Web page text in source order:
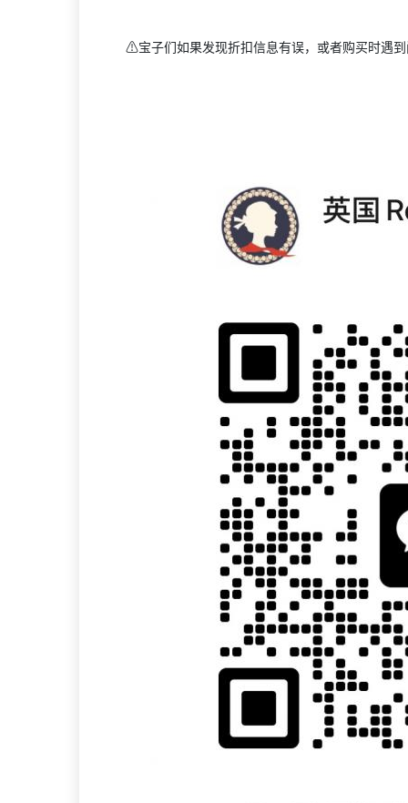
⚠️宝子们如果发现折扣信息有误，或者购买时遇